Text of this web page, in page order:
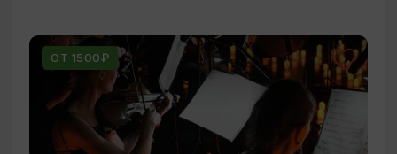
ОТ 1500₽